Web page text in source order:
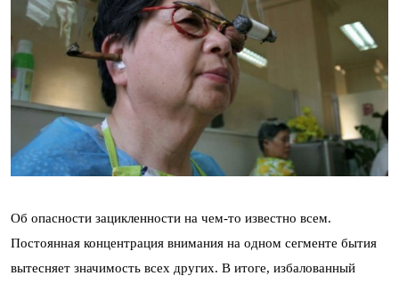
Об опасности зацикленности на чем-то известно всем.
Постоянная концентрация внимания на одном сегменте бытия
вытесняет значимость всех других. В итоге, избалованный